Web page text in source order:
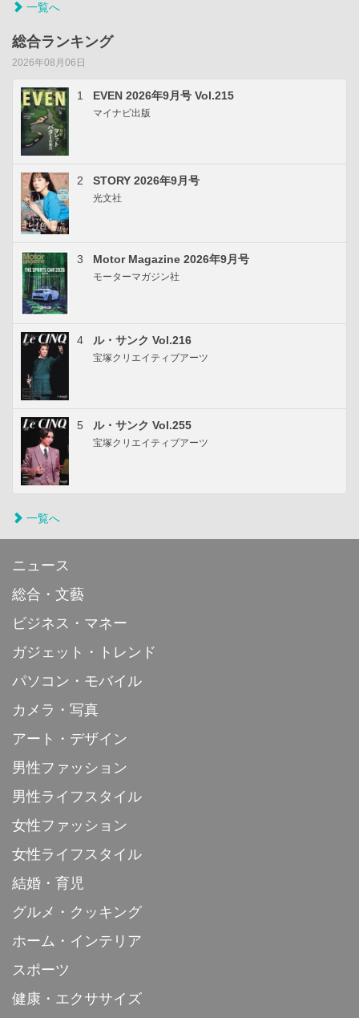
一覧へ
総合ランキング
2026年08月06日
1 EVEN 2026年9月号 Vol.215
マイナビ出版
2 STORY 2026年9月号
光文社
3 Motor Magazine 2026年9月号
モーターマガジン社
4 ル・サンク Vol.216
宝塚クリエイティブアーツ
5 ル・サンク Vol.255
宝塚クリエイティブアーツ
一覧へ
ニュース
総合・文藝
ビジネス・マネー
ガジェット・トレンド
パソコン・モバイル
カメラ・写真
アート・デザイン
男性ファッション
男性ライフスタイル
女性ファッション
女性ライフスタイル
結婚・育児
グルメ・クッキング
ホーム・インテリア
スポーツ
健康・エクササイズ